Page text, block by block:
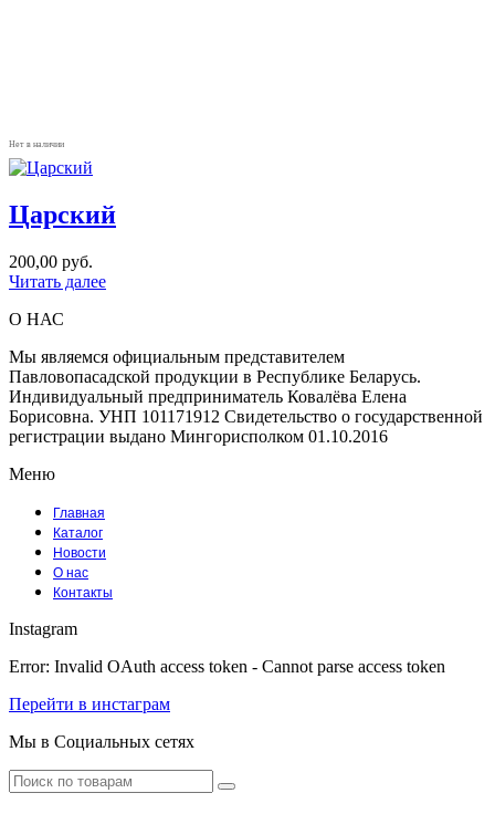
Нет в наличии
Царский
200,00 руб.
Читать далее
О НАС
Мы являемся официальным представителем
Павловопасадской продукции в Республике Беларусь.
Индивидуальный предприниматель Ковалёва Елена
Борисовна. УНП 101171912 Свидетельство о государственной
регистрации выдано Мингорисполком 01.10.2016
Меню
Главная
Каталог
Новости
О нас
Контакты
Instagram
Error: Invalid OAuth access token - Cannot parse access token
Перейти в инстаграм
Мы в Социальных сетях
Facebook
Instagram
Tumblr
Youtube
Vk
Search
for: